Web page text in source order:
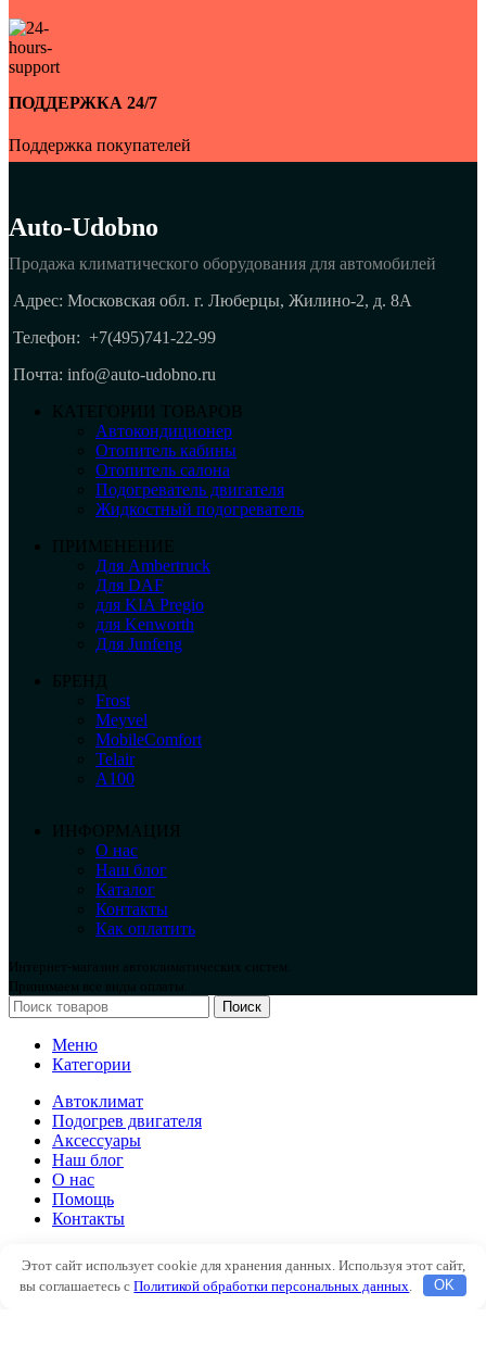
ПОДДЕРЖКА 24/7
Поддержка покупателей
Auto-Udobno
Продажа климатического оборудования для автомобилей
Адрес: Московская обл. г. Люберцы, Жилино-2, д. 8A
Телефон: +7(495)741-22-99
Почта: info@auto-udobno.ru
КАТЕГОРИИ ТОВАРОВ
Автокондиционер
Отопитель кабины
Отопитель салона
Подогреватель двигателя
Жидкостный подогреватель
ПРИМЕНЕНИЕ
Для Ambertruck
Для DAF
для KIA Pregio
для Kenworth
Для Junfeng
БРЕНД
Frost
Meyvel
MobileComfort
Telair
А100
ИНФОРМАЦИЯ
О нас
Наш блог
Каталог
Контакты
Как оплатить
Интернет-магазин автоклиматических систем.
Принимаем все виды оплаты.
Поиск
Меню
Категории
Автоклимат
Подогрев двигателя
Аксессуары
Наш блог
О нас
Помощь
Контакты
Подогрев двигателя
Аксессуары
Этот сайт использует cookie для хранения данных. Используя этот сайт,
вы соглашаетесь сПолитикой обработки персональных данных OK